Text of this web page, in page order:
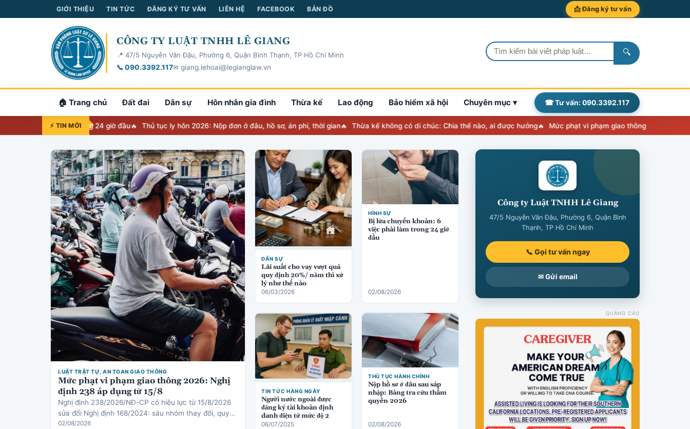
GIỚI THIỆU TIN TỨC ĐĂNG KÝ TƯ VẤN LIÊN HỆ FACEBOOK BẢN ĐỒ 📩 Đăng ký tư vấn
CÔNG TY LUẬT TNHH LÊ GIANG
📍 47/5 Nguyễn Văn Đậu, Phường 6, Quận Bình Thạnh, TP Hồ Chí Minh
📞 090.3392.117✉ giang.lehoai@legianglaw.vn
🔍
🏠 Trang chủ Đất đai Dân sự Hôn nhân gia đình Thừa kế Lao động Bảo hiểm xã hội Chuyên mục ▾ ☎ Tư vấn: 090.3392.117
⚡ TIN MỚI
phải làm trong 24 giờ đầu Thủ tục ly hôn 2026: Nộp đơn ở đâu, hồ sơ, án phí, thời gian Thừa kế không có di chúc: Chia thế nào, ai được hưởng Mức phạt vi phạm giao thông 2026: Nghị định 238
LUẬT TRẬT TỰ, AN TOAN GIAO THÔNG
Mức phạt vi phạm giao thông 2026: Nghị
định 238 áp dụng từ 15/8
Nghị định 238/2026/NĐ-CP có hiệu lực từ 15/8/2026
sửa đổi Nghị định 168/2024: sáu nhóm thay đổi, quy
định mới về thiết bị an toàn cho trẻ em, cơ chế trừ
02/08/2026
DÂN SỰ
Lãi suất cho vay vượt quá
quy định 20%/ năm thì xử
lý như thế nào
06/03/2026
HÌNH SỰ
Bị lừa chuyển khoản: 6
việc phải làm trong 24 giờ
đầu
02/08/2026
TIN TỨC HÀNG NGÀY
Người nước ngoài được
đăng ký tài khoản định
danh điện tử mức độ 2
06/07/2025
THỦ TỤC HÀNH CHÍNH
Nộp hồ sơ ở đâu sau sáp
nhập: Bảng tra cứu thẩm
quyền 2026
02/08/2026
Công ty Luật TNHH Lê Giang
47/5 Nguyễn Văn Đậu, Phường 6, Quận Bình
Thạnh, TP Hồ Chí Minh
📞 Gọi tư vấn ngay
✉ Gửi email
QUẢNG CÁO